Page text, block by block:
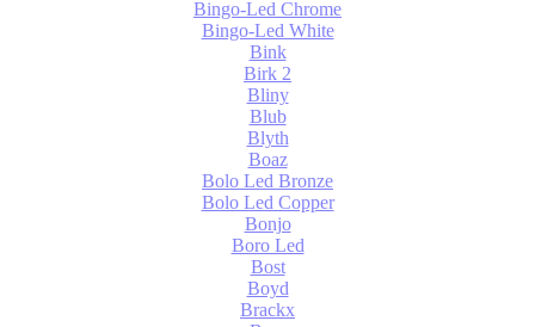
Bingo-Led Chrome
Bingo-Led White
Bink
Birk 2
Bliny
Blub
Blyth
Boaz
Bolo Led Bronze
Bolo Led Copper
Bonjo
Boro Led
Bost
Boyd
Brackx